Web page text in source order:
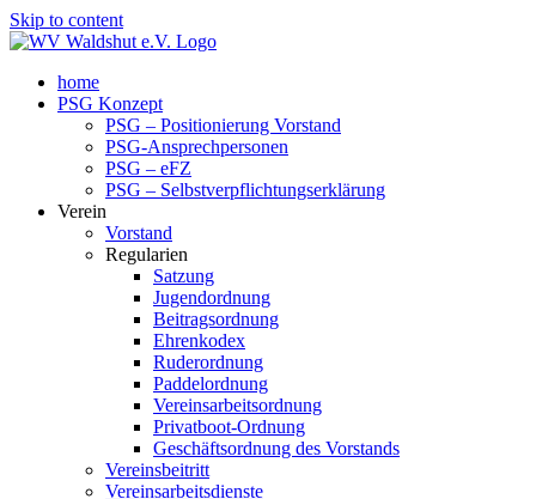
Skip to content
home
PSG Konzept
PSG – Positionierung Vorstand
PSG-Ansprechpersonen
PSG – eFZ
PSG – Selbstverpflichtungserklärung
Verein
Vorstand
Regularien
Satzung
Jugendordnung
Beitragsordnung
Ehrenkodex
Ruderordnung
Paddelordnung
Vereinsarbeitsordnung
Privatboot-Ordnung
Geschäftsordnung des Vorstands
Vereinsbeitritt
Vereinsarbeitsdienste